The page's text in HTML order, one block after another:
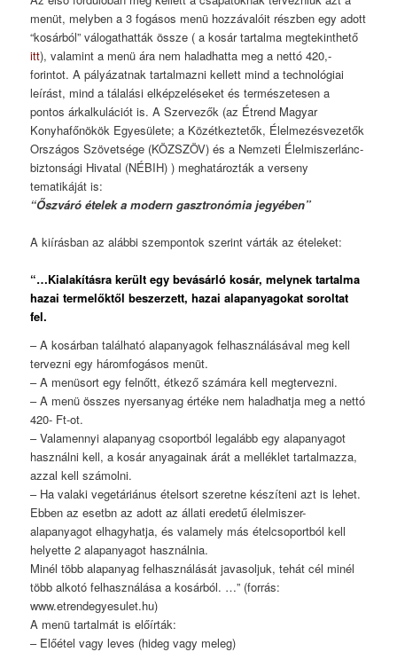
menüt, melyben a 3 fogásos menü hozzávalóit részben egy adott
“kosárból” válogathatták össze ( a kosár tartalma megtekinthető
itt), valamint a menü ára nem haladhatta meg a nettó 420,-
forintot. A pályázatnak tartalmazni kellett mind a technológiai
leírást, mind a tálalási elképzeléseket és természetesen a
pontos árkalkulációt is. A Szervezők (az Étrend Magyar
Konyhafőnökök Egyesülete; a Közétkeztetők, Élelmezésvezetők
Országos Szövetsége (KÖZSZÖV) és a Nemzeti Élelmiszerlánc-
biztonsági Hivatal (NÉBIH) ) meghatározták a verseny
tematikáját is:
“Őszváró ételek a modern gasztronómia jegyében”
A kiírásban az alábbi szempontok szerint várták az ételeket:
“…Kialakításra került egy bevásárló kosár, melynek tartalma
hazai termelőktől beszerzett, hazai alapanyagokat soroltat
fel.
– A kosárban található alapanyagok felhasználásával meg kell
tervezni egy háromfogásos menüt.
– A menüsort egy felnőtt, étkező számára kell megtervezni.
– A menü összes nyersanyag értéke nem haladhatja meg a nettó
420- Ft-ot.
– Valamennyi alapanyag csoportból legalább egy alapanyagot
használni kell, a kosár anyagainak árát a melléklet tartalmazza,
azzal kell számolni.
– Ha valaki vegetáriánus ételsort szeretne készíteni azt is lehet.
Ebben az esetbn az adott az állati eredetű élelmiszer-
alapanyagot elhagyhatja, és valamely más ételcsoportból kell
helyette 2 alapanyagot használnia.
Minél több alapanyag felhasználását javasoljuk, tehát cél minél
több alkotó felhasználása a kosárból. …” (forrás:
www.etrendegyesulet.hu)
A menü tartalmát is előírták:
– Előétel vagy leves (hideg vagy meleg)